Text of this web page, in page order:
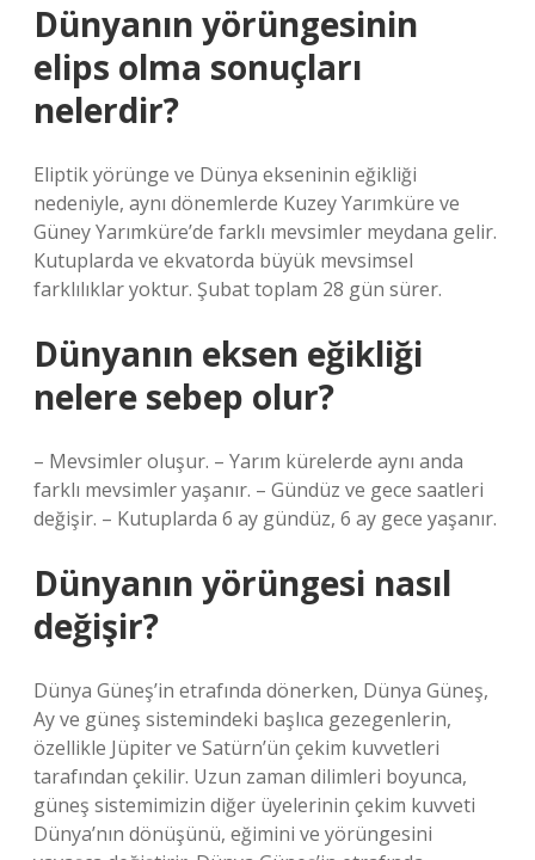
Dünyanın yörüngesinin
elips olma sonuçları
nelerdir?
Eliptik yörünge ve Dünya ekseninin eğikliği
nedeniyle, aynı dönemlerde Kuzey Yarımküre ve
Güney Yarımküre’de farklı mevsimler meydana gelir.
Kutuplarda ve ekvatorda büyük mevsimsel
farklılıklar yoktur. Şubat toplam 28 gün sürer.
Dünyanın eksen eğikliği
nelere sebep olur?
– Mevsimler oluşur. – Yarım kürelerde aynı anda
farklı mevsimler yaşanır. – Gündüz ve gece saatleri
değişir. – Kutuplarda 6 ay gündüz, 6 ay gece yaşanır.
Dünyanın yörüngesi nasıl
değişir?
Dünya Güneş’in etrafında dönerken, Dünya Güneş,
Ay ve güneş sistemindeki başlıca gezegenlerin,
özellikle Jüpiter ve Satürn’ün çekim kuvvetleri
tarafından çekilir. Uzun zaman dilimleri boyunca,
güneş sistemimizin diğer üyelerinin çekim kuvveti
Dünya’nın dönüşünü, eğimini ve yörüngesini